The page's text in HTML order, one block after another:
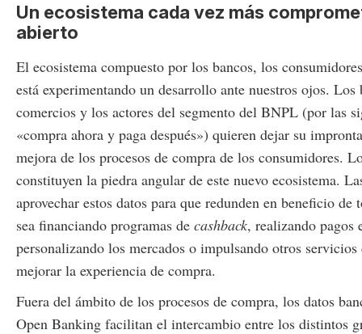
Un ecosistema cada vez más
abierto
El ecosistema compuesto por los bancos, los
está experimentando un desarrollo ante nuestros ojos. Los
comercios y los actores del segmento del BNPL (por las
«compra ahora y paga después») quieren dejar su
mejora de los procesos de compra de los consumidores.
constituyen la piedra angular de este nuevo ecosistema.
aprovechar estos datos para que redunden en beneficio de
sea financiando programas de cashback, realizando pagos
personalizando los mercados o impulsando otros servicios
mejorar la experiencia de compra.
Fuera del ámbito de los procesos de compra, los datos
Open Banking facilitan el intercambio entre los distintos